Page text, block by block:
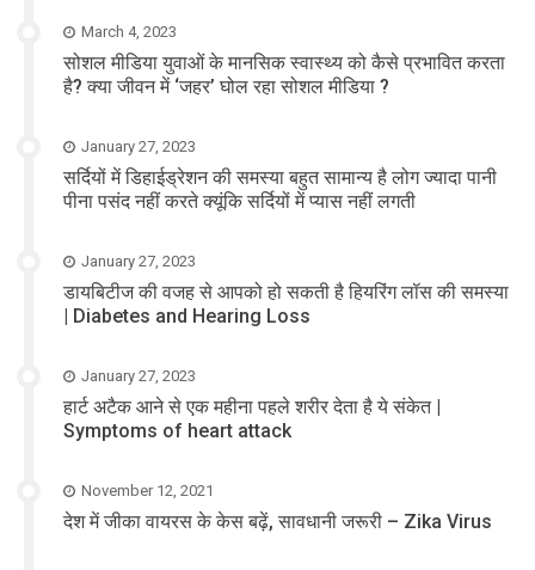
March 4, 2023
सोशल मीडिया युवाओं के मानसिक स्वास्थ्य को कैसे प्रभावित करता
है? क्या जीवन में ‘जहर’ घोल रहा सोशल मीडिया ?
January 27, 2023
सर्दियों में डिहाईड्रेशन की समस्या बहुत सामान्य है लोग ज्यादा पानी
पीना पसंद नहीं करते क्यूंकि सर्दियों में प्यास नहीं लगती
January 27, 2023
डायबिटीज की वजह से आपको हो सकती है हियरिंग लॉस की समस्या
| Diabetes and Hearing Loss
January 27, 2023
हार्ट अटैक आने से एक महीना पहले शरीर देता है ये संकेत |
Symptoms of heart attack
November 12, 2021
देश में जीका वायरस के केस बढ़ें, सावधानी जरूरी – Zika Virus